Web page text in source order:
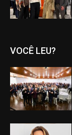
VOCÊ LEU?